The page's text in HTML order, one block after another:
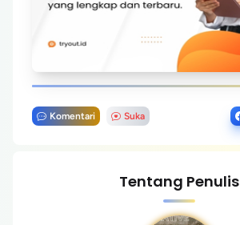
Komentari Suka
Tentang Penulis